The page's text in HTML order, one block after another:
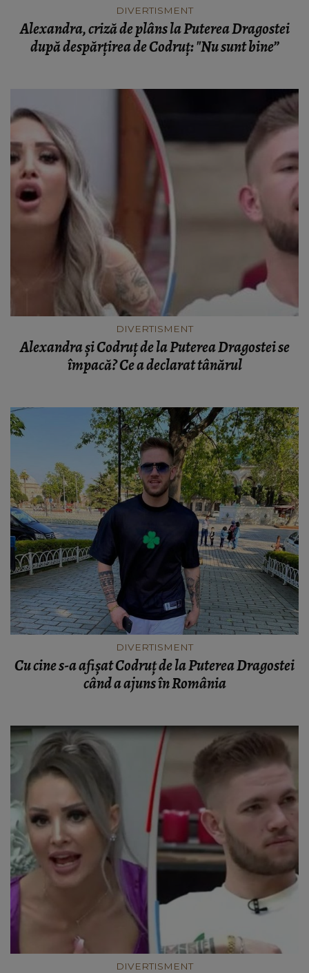
DIVERTISMENT
Alexandra, criză de plâns la Puterea Dragostei
după despărțirea de Codruț: "Nu sunt bine”
DIVERTISMENT
Alexandra şi Codruţ de la Puterea Dragostei se
împacă? Ce a declarat tânărul
DIVERTISMENT
Cu cine s-a afișat Codruț de la Puterea Dragostei
când a ajuns în România
DIVERTISMENT